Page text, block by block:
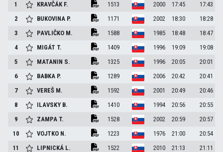
1 KRAVČÁK F. 1513 2000 17:45
17:43
2
BUKOVINA P. 1171 2002 18:30
18:28
3
PAVLIČKO M. 1588 1985 18:48
18:47
4
MIGÁT T. 1409 1996 19:09
19:08
5
MATANIN S. 1325 1996 20:05
20:01
6
BABKA P. 1289 2006 20:42
20:41
7
VEREŠ M. 1592 2001 20:49
20:46
8
ILAVSKY B. 1410 1994 20:56
20:55
9
ZAMPA T. 1528 2002 20:59
20:57
10
VOJTKO N. 1223 1976 21:00
20:54
11
LIPNICKÁ L. 1522 2010 21:13
21:11